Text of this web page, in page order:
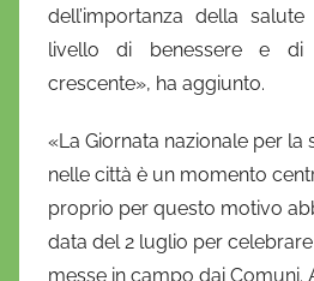
dell’importanza della
livello di benessere e di
crescente», ha aggiunto.
«La Giornata nazionale per la
nelle città è un momento
proprio per questo motivo
data del 2 luglio per
messe in campo dai Comuni.